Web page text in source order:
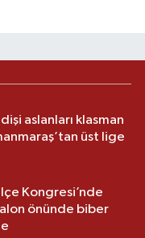
aslanları klasman
üst lige
Kongresi’nde
önünde biber